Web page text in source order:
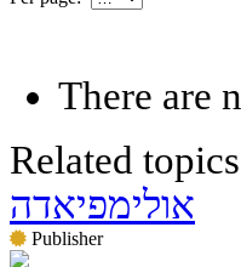
There are
Related topics
אולימפיאדה
Publisher